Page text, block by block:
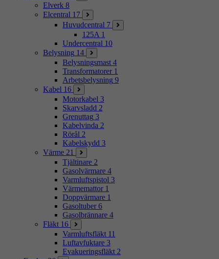
Elverk 8
Elcentral 17
Huvudcentral 7
125A 1
Undercentral 10
Belysning 14
Belysningsmast 4
Transformatorer 1
Arbetsbelysning 9
Kabel 16
Motorkabel 3
Skarvsladd 2
Grenuttag 3
Kabelvinda 2
Rörål 2
Kabelskydd 3
Värme 21
Tjältinare 2
Gasolvärmare 4
Varmluftspistol 3
Värmemattor 1
Doppvärmare 1
Gasoltuber 6
Gasolbrännare 4
Fläkt 16
Varmluftsfläkt 11
Luftavfuktare 3
Evakueringsfläkt 2